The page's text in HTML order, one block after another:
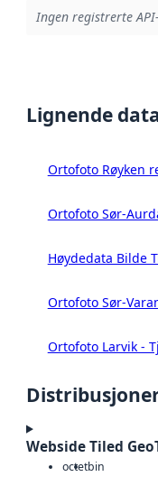
Ingen registrerte
Lignende
Ortofoto Røyken
Ortofoto Sør-
Høydedata Bilde
Ortofoto Sør-
Ortofoto Larvik -
Webside Tiled
octetbin